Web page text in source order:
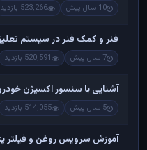
10 سال پیش 523,266 بازدید
فنر و کمک فنر در سیستم
7 سال پیش 520,591 بازدید
آشنایی با سنسور اکسیژن
5 سال پیش 514,055 بازدید
آموزش سرویس روغن و فیلتر پژو 405 ، پژو پارس و